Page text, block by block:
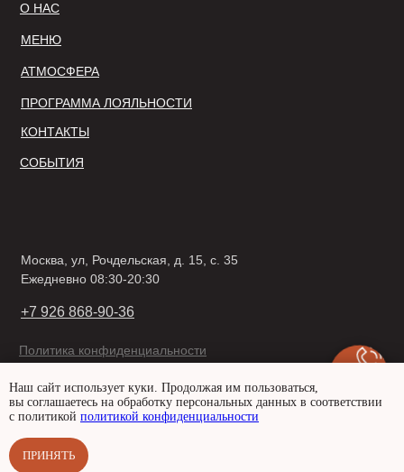
Наш сайт использует куки. Продолжая им пользоваться,
вы соглашаетесь на обработку персональных данных в соответствии
с политикой политикой конфиденциальности
ПРИНЯТЬ
Политика конфиденциальности
+7 926 868-90-36
Москва, ул, Рочдельская, д. 15, с. 35
Ежедневно 08:30-20:30
КОНТАКТЫ
ПРОГРАММА ЛОЯЛЬНОСТИ
СОБЫТИЯ
АТМОСФЕРА
МЕНЮ
О НАС